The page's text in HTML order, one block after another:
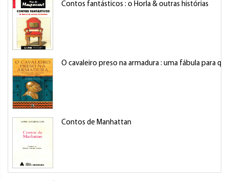
Contos fantásticos : o Horla & outras histórias
O cavaleiro preso na armadura : uma fábula para
Contos de Manhattan